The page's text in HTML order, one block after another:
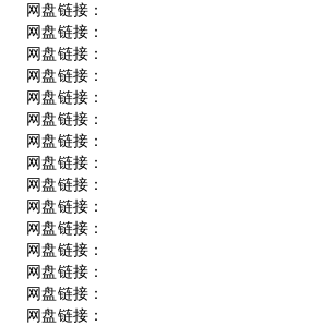
网盘链接：
网盘链接：
网盘链接：
网盘链接：
网盘链接：
网盘链接：
网盘链接：
网盘链接：
网盘链接：
网盘链接：
网盘链接：
网盘链接：
网盘链接：
网盘链接：
网盘链接：